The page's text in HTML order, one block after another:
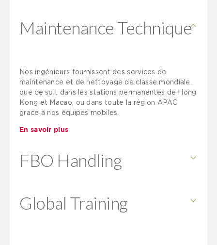
Maintenance Technique
Nos ingénieurs fournissent des services de
maintenance et de nettoyage de classe mondiale,
que ce soit dans les stations permanentes de Hong
Kong et Macao, ou dans toute la région APAC
grace à nos équipes mobiles.
En savoir plus
FBO Handling
Global Training